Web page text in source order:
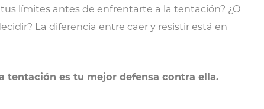
límites antes de enfrentarte a la tentación? ¿O
La diferencia entre caer y resistir está en
tentación es tu mejor defensa contra ella.